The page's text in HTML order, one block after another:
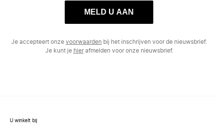
MELD U AAN
Je accepteert onze voorwaarden bij het inschrijven voor de nieuwsbrief.
Je kunt je hierafmelden voor onze nieuwsbrief.
U winkelt bij